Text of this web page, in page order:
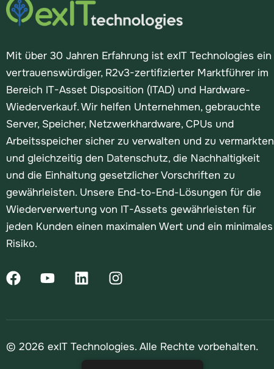
Mit über 30 Jahren Erfahrung ist exIT Technologies ein
vertrauenswürdiger, R2v3-zertifizierter Marktführer im
Bereich IT-Asset Disposition (ITAD) und Hardware-
Wiederverkauf. Wir helfen Unternehmen, gebrauchte
Server, Speicher, Netzwerkhardware, CPUs und
Arbeitsspeicher sicher zu verwalten und zu vermarkten
und gleichzeitig den Datenschutz, die Nachhaltigkeit
und die Einhaltung gesetzlicher Vorschriften zu
gewährleisten. Unsere End-to-End-Lösungen für die
Wiederverwertung von IT-Assets gewährleisten für
jeden Kunden einen maximalen Wert und ein minimales
Risiko.
© 2026 exIT Technologies. Alle Rechte vorbehalten.